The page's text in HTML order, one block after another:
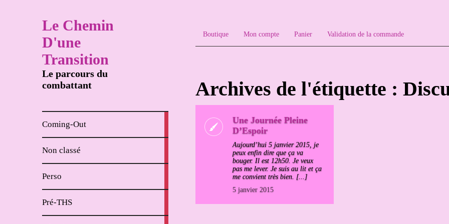
Le Chemin
D'une
Transition
Le parcours du
combattant
Coming-Out
Non classé
Perso
Pré-THS
Boutique Mon compte Panier Validation de la commande
Archives de l'étiquette :
Une Journée Pleine
D’Espoir
Aujourd’hui 5 janvier 2015, je
peux enfin dire que ça va
bouger. Il est 12h50. Je veux
pas me lever. Je suis au lit et ça
me convient très bien. [...]
5 janvier 2015